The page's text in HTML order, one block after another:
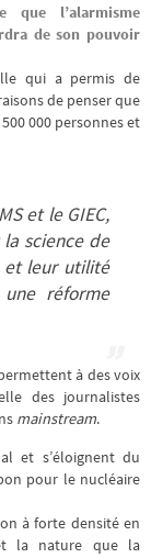
l’alarmisme
de son pouvoir
qui a permis de
de penser que
000 personnes et
et le GIEC,
science de
et leur utilité
réforme
à des voix
des journalistes
mainstream.
et s’éloignent du
pour le nucléaire
à forte densité en
la nature que la